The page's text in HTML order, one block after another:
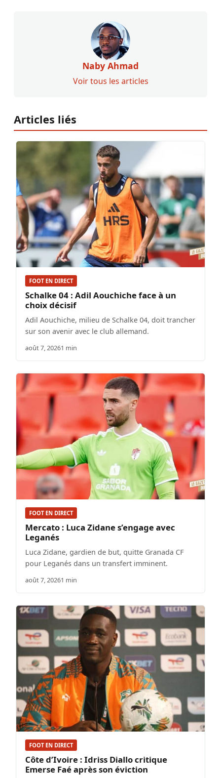
Naby Ahmad
Voir tous les articles
Articles liés
FOOT EN DIRECT
Schalke 04 : Adil Aouchiche face à un
choix décisif
Adil Aouchiche, milieu de Schalke 04, doit trancher
sur son avenir avec le club allemand.
août 7, 20261 min
FOOT EN DIRECT
Mercato : Luca Zidane s’engage avec
Leganés
Luca Zidane, gardien de but, quitte Granada CF
pour Leganés dans un transfert imminent.
août 7, 20261 min
FOOT EN DIRECT
Côte d’Ivoire : Idriss Diallo critique
Emerse Faé après son éviction